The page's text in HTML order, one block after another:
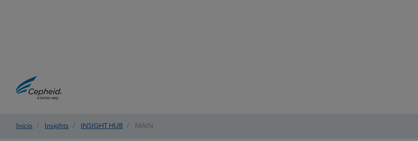
Inicio / Insights / INSIGHT HUB / MAIN